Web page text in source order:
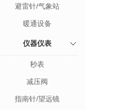
避雷针/气象站
暖通设备
仪器仪表
秒表
减压阀
指南针/望远镜